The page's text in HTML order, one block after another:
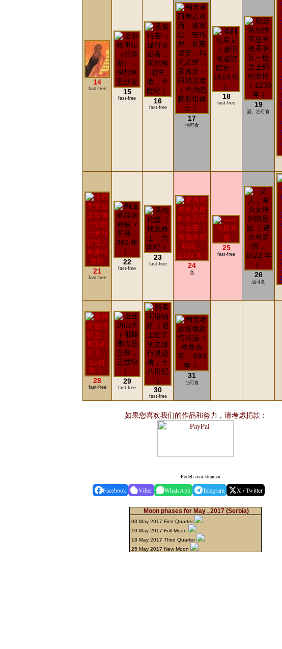
14
fast-free 15
fast-free 16
fast-free
17
油可食
18
fast-free 19
酒、油可食
21
fast-free
22
fast-free
23
fast-free 24
鱼
25
fast-free
26
油可食
28
fast-free
29
fast-free 30
fast-free
31
油可食
如果您喜欢我们的作品和努力，请考虑捐款：
Podeli ovu stranicu
Facebook Viber WhatsApp Telegram X / Twitter
Moon phases for May , 2017 (Serbia)
03 May 2017 First Quarter
10 May 2017 Full Moon
18 May 2017 Third Quarter
25 May 2017 New Moon